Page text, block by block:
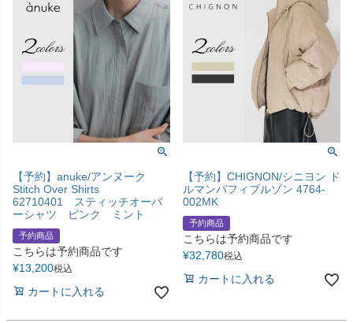
【予約】anuke/アンヌーク
Stitch Over Shirts
62710401 スティッチオーバ
ーシャツ ピンク ミント
予約商品
こちらは予約商品です
¥13,200税込
カートに入れる
【予約】CHIGNON/シニヨン ド
ルマンパフィブルゾン 4764-
002MK
予約商品
こちらは予約商品です
¥32,780税込
カートに入れる